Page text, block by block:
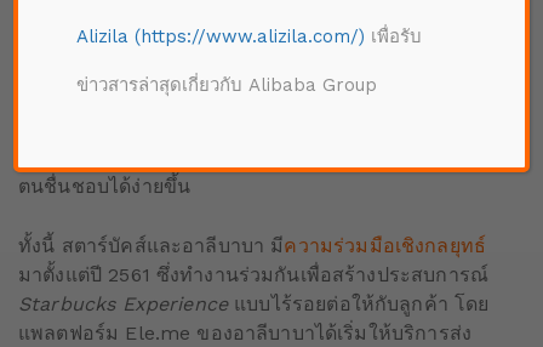
การที่ลูกค้ากลับมาซื้อของตามห้างร้านอีกครั้ง ทำให้การ
ขยายบริการ “Starbucks Now” บนอาลีเพย์ เถาเป่า คูเป่ย
ตนชื่นชอบได้ง่ายขึ้น
ทั้งนี้ สตาร์บัคส์และอาลีบาบา มีความร่วมมือเชิงกลยุทธ์
มาตั้งแต่ปี 2561 ซึ่งทำงานร่วมกันเพื่อสร้างประสบการณ์
Starbucks Experienceแบบไร้รอยต่อให้กับลูกค้า โดย
แพลตฟอร์ม Ele.me ของอาลีบาบาได้เริ่มให้บริการส่ง
Alizila (https://www.alizila.com/) เพื่อรับ
ข่าวสารล่าสุดเกี่ยวกับ Alibaba Group